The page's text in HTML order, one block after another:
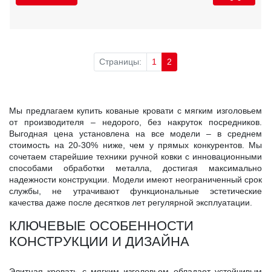
Страницы: 1 2
Мы предлагаем купить кованые кровати с мягким изголовьем
от производителя – недорого, без накруток посредников.
Выгодная цена установлена на все модели – в среднем
стоимость на 20-30% ниже, чем у прямых конкурентов. Мы
сочетаем старейшие техники ручной ковки с инновационными
способами обработки металла, достигая максимально
надежности конструкции. Модели имеют неограниченный срок
службы, не утрачивают функциональные эстетические
качества даже после десятков лет регулярной эксплуатации.
КЛЮЧЕВЫЕ ОСОБЕННОСТИ
КОНСТРУКЦИИ И ДИЗАЙНА